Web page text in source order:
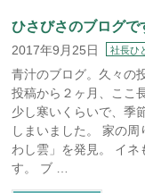
ひさびさのブログで
2017年9月25日 社長ひ
青汁のブログ。久々の
投稿から２ヶ月、ここ
少し寒いくらいで、季
しまいました。 家の
わし雲」を発見。 イネ
す。 ブ …